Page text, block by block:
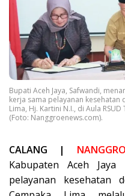
Bupati Aceh Jaya, Safwandi,
kerja sama pelayanan kesehatan
Lima, Hj. Kartini N.I., di Aula
(Foto: Nanggroenews.com).
CALANG |
Kabupaten Aceh
pelayanan kesehatan